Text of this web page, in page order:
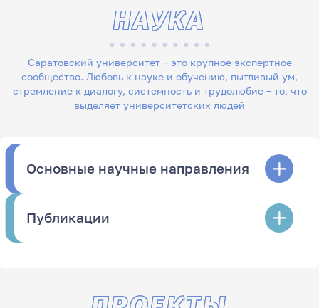
Саратовский университет – это крупное экспертное
сообщество. Любовь к науке и обучению, пытливый ум,
стремление к диалогу, системность и трудолюбие – то, что
выделяет университетских людей
НАУКА
Основные научные направления
Публикации